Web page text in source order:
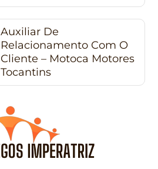
Auxiliar De
Relacionamento Com O
Cliente – Motoca Motores
Tocantins